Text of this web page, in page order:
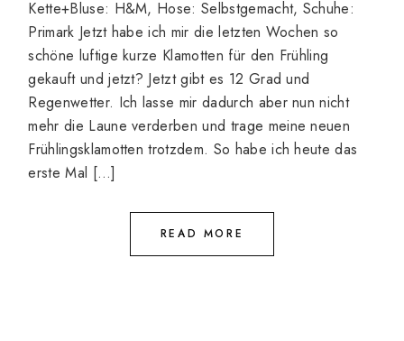
Kette+Bluse: H&M, Hose: Selbstgemacht, Schuhe:
Primark Jetzt habe ich mir die letzten Wochen so
schöne luftige kurze Klamotten für den Frühling
gekauft und jetzt? Jetzt gibt es 12 Grad und
Regenwetter. Ich lasse mir dadurch aber nun nicht
mehr die Laune verderben und trage meine neuen
Frühlingsklamotten trotzdem. So habe ich heute das
erste Mal […]
READ MORE